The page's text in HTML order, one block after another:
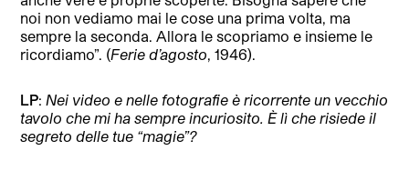
noi non vediamo mai le cose una prima volta, ma
sempre la seconda. Allora le scopriamo e insieme le
ricordiamo”. (Ferie d’agosto , 1946).
LP: Nei video e nelle fotografie è ricorrente un vecchio
tavolo che mi ha sempre incuriosito. È lì che risiede il
segreto delle tue “magie”?